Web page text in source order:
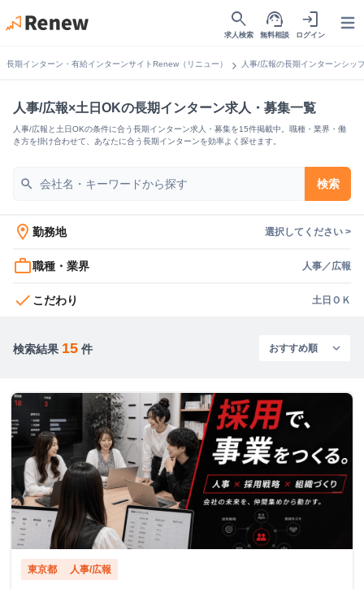
search
求人検索
support_agent
無料相談
login
ログイン
長期インターン・有給インターンサイトRenew（リニュー） chevron_right 人事/広報の長期インターンシッ
人事/広報×土日OKの長期インターン求人・募集一覧
人事/広報と土日OKの条件に合う長期インターン求人・募集を15件掲載中。職種・業界・働
き方を掛け合わせて、あなたに合う長期インターンを効率よく探せます。
search 検索
location_on 勤務地 選択してください >
work_outline職種・業界 人事／広報
check こだわり 土日ＯＫ
検索結果 15 件
東京都 人事/広報